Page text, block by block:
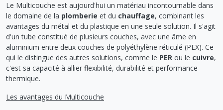
Le Multicouche est aujourd'hui un matériau incontournable dans
le domaine de la plomberie et du chauffage, combinant les
avantages du métal et du plastique en une seule solution. Il s'agit
d'un tube constitué de plusieurs couches, avec une âme en
aluminium entre deux couches de polyéthylène réticulé (PEX). Ce
qui le distingue des autres solutions, comme le PER ou le cuivre,
c'est sa capacité à allier flexibilité, durabilité et performance
thermique.
Les avantages du Multicouche